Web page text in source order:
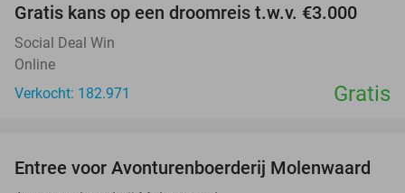
Gratis kans op een droomreis t.w.v. €3.000
Social Deal Win
Online
Verkocht: 182.971
Gratis
27%
Entree voor Avonturenboerderij Molenwaard